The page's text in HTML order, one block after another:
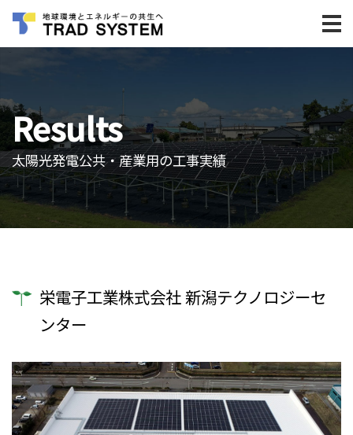
Results
太陽光発電公共・産業用の工事実績
栄電子工業株式会社 新潟テクノロジーセ
ンター